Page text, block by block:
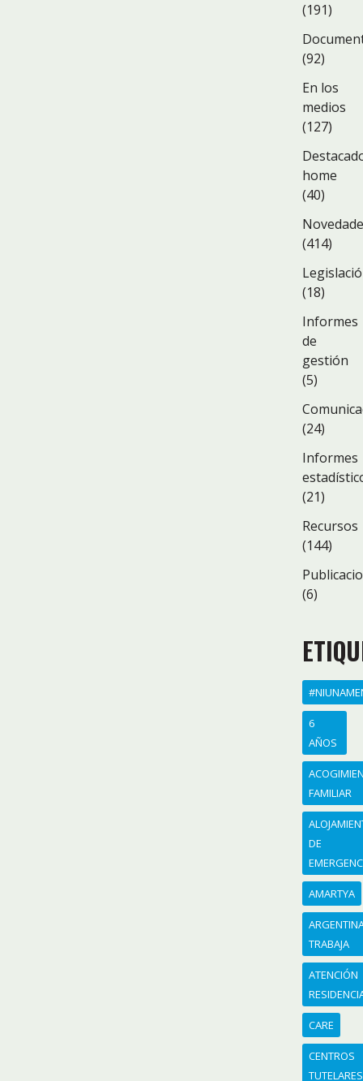
(191)
(92)
En los
medios
(127)
home
(40)
(414)
(18)
Informes
de
gestión
(5)
(24)
Informes
(21)
Recursos
(144)
(6)
6
AÑOS
FAMILIAR
DE
AMARTYA
TRABAJA
ATENCIÓN
CARE
CENTROS
TUTELARES